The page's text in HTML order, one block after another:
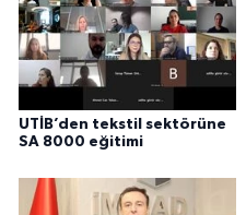
UTİB’den tekstil sektörüne
SA 8000 eğitimi